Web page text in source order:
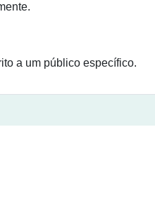
a um público específico.